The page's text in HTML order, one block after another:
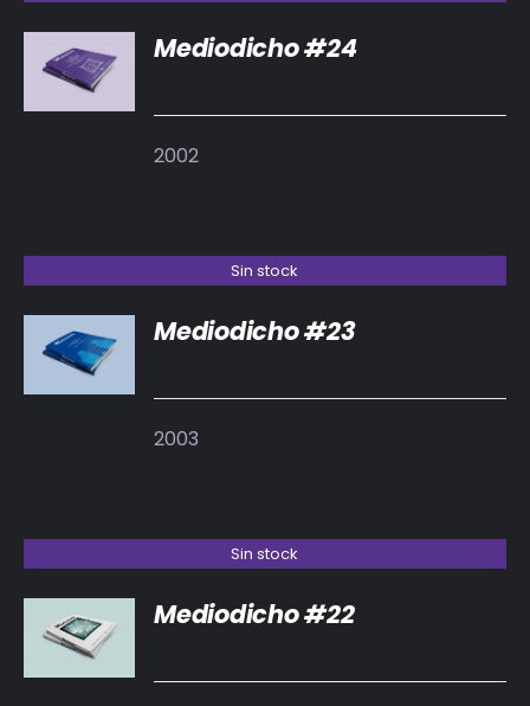
DETALLES
Mediodicho #24
2002
Sin stock
DETALLES
Mediodicho #23
2003
Sin stock
DETALLES
Mediodicho #22